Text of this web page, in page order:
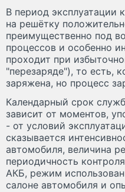
В период эксплуатации
на решётку
преимущественно под
процессов и особенно
проходит при
"перезаряде"), то есть,
заряжена, но процесс
Календарный срок
зависит от моментов,
- от условий
сказывается
автомобиля, величина
периодичность
АКБ, режим
салоне автомобиля и